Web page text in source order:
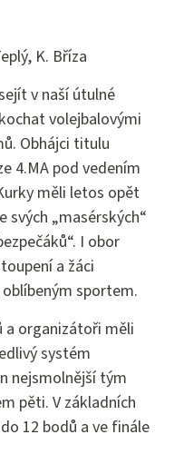
sestra
K. Bříza
v naší útulné
volejbalovými
Obhájci titulu
4.MA pod vedením
měli letos opět
svých „masérských“
I obor
a žáci
sportem.
a organizátoři měli
systém
nejsmolnější tým
pěti. V základních
12 bodů a ve finále